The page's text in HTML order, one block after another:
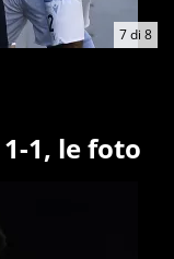
7di 8
1, le foto